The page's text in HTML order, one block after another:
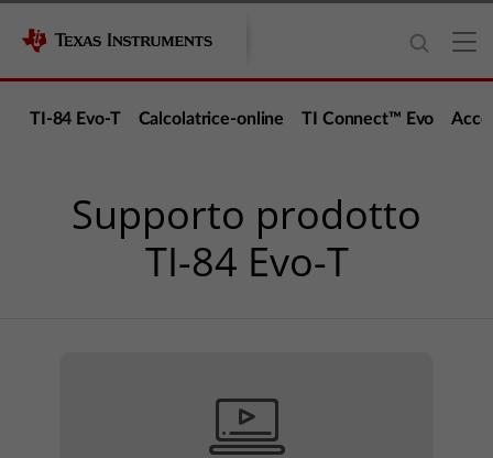
TI-84 Evo-T Calcolatrice-online TI Connect™ Evo
Supporto prodotto
TI-84 Evo-T